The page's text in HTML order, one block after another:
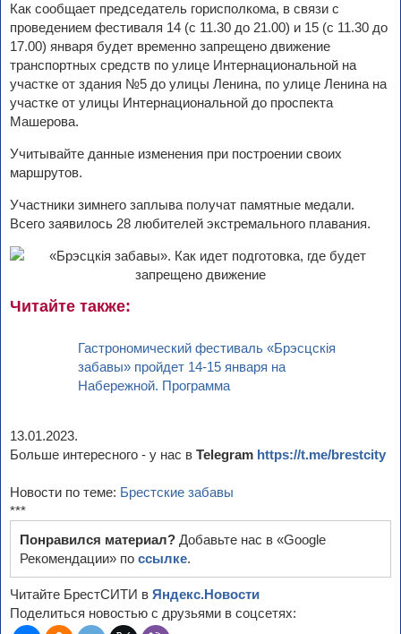
Как сообщает председатель горисполкома, в связи с
проведением фестиваля 14 (с 11.30 до 21.00) и 15 (с 11.30 до
17.00) января будет временно запрещено движение
транспортных средств по улице Интернациональной на
участке от здания №5 до улицы Ленина, по улице Ленина на
участке от улицы Интернациональной до проспекта
Машерова.
Учитывайте данные изменения при построении своих
маршрутов.
Участники зимнего заплыва получат памятные медали.
Всего заявилось 28 любителей экстремального плавания.
Читайте также:
Гастрономический фестиваль «Брэсцскія
забавы» пройдет 14-15 января на
Набережной. Программа
13.01.2023.
Больше интересного - у нас в Telegram https://t.me/brestcity
Новости по теме: Брестские забавы
***
Понравился материал? Добавьте нас в «Google
Рекомендации» по ссылке.
Читайте БрестСИТИ в Яндекс.Новости
Поделиться новостью с друзьями в соцсетях: